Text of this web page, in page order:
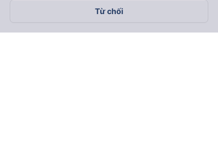
Theo dõi chúng tôi trên
Từ chối